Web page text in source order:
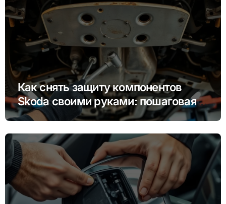
Как снять защиту компонентов
Skoda своими руками: пошаговая
инструкция для Rapid, Octavia и